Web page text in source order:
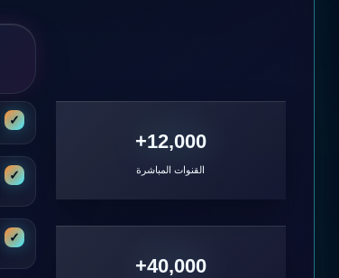
12,000+
القنوات المباشرة
40,000+